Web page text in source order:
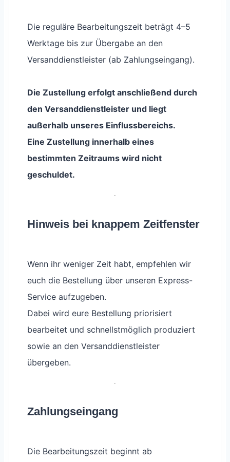
Die reguläre Bearbeitungszeit beträgt 4–5
Werktage bis zur Übergabe an den
Versanddienstleister (ab Zahlungseingang).
Die Zustellung erfolgt anschließend durch
den Versanddienstleister und liegt
außerhalb unseres Einflussbereichs.
Eine Zustellung innerhalb eines
bestimmten Zeitraums wird nicht
geschuldet.
Hinweis bei knappem Zeitfenster
Wenn ihr weniger Zeit habt, empfehlen wir
euch die Bestellung über unseren Express-
Service aufzugeben.
Dabei wird eure Bestellung priorisiert
bearbeitet und schnellstmöglich produziert
sowie an den Versanddienstleister
übergeben.
Zahlungseingang
Die Bearbeitungszeit beginnt ab